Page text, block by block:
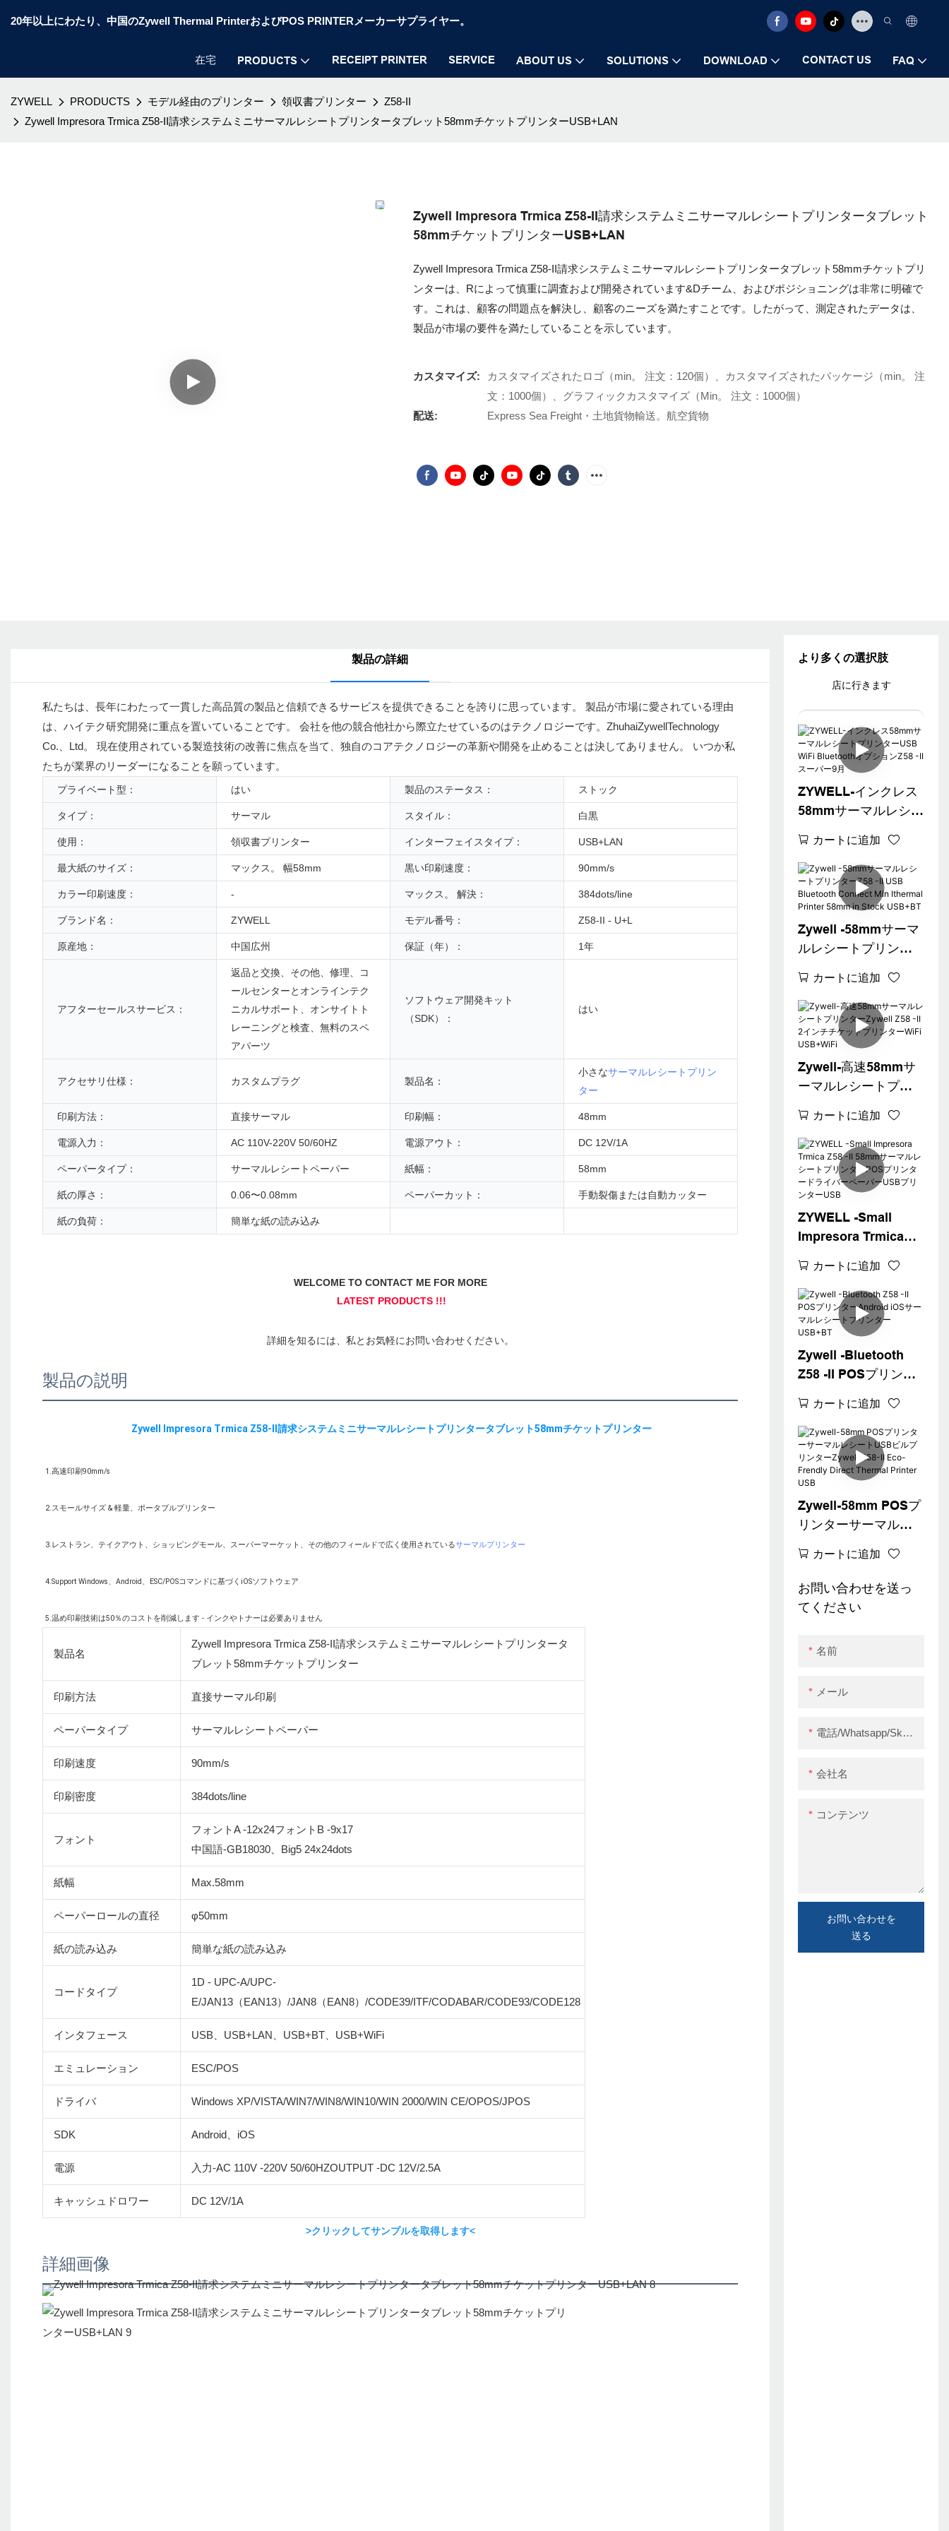
20年以上にわたり、中国のZywell Thermal PrinterおよびPOS PRINTERメーカーサプライヤー。
在宅 PRODUCTS RECEIPT PRINTER SERVICE ABOUT US SOLUTIONS DOWNLOAD CONTACT US FAQ
ZYWELL PRODUCTS モデル経由のプリンター 領収書プリンター
Z58-II
Zywell Impresora Trmica Z58-II請求システムミニサーマルレシートプリンタータブレット58mmチケットプリンターUSB+LAN
Zywell Impresora Trmica Z58-II請求システムミニサーマルレシートプリンタータブレット
58mmチケットプリンターUSB+LAN
Zywell Impresora Trmica Z58-II請求システムミニサーマルレシートプリンタータブレット58mmチケットプリ
ンターは、R​​によって慎重に調査および開発されています&Dチーム、およびポジショニングは非常に明確で
す。これは、顧客の問題点を解決し、顧客のニーズを満たすことです。したがって、測定されたデータは、
製品が市場の要件を満たしていることを示しています。
カスタマイズ:
カスタマイズされたロゴ（min。 注文：120個）、カスタマイズされたパッケージ（min。 注
文：1000個）、グラフィックカスタマイズ（Min。 注文：1000個）
配送:
Express Sea Freight・土地貨物輸送。航空貨物
より多くの選択肢
店に行きます
ZYWELL-インクレス
58mmサーマルレシー
WiFi Bluetoothオプ
ションZ58 -IIスーパー
9月
カートに追加
Zywell -58mmサーマ
ルレシートプリンタ
Bluetooth Connect
Min Ithermal Printer
58mm in Stock
USB+BT
カートに追加
Zywell-高速58mmサ
ーマルレシートプリ
2インチチケットプリ
ンターWiFi
USB+WiFi
カートに追加
ZYWELL -Small
Impresora Trmica
ルレシートプリンタ
ーPOSプリンタード
ライバーペーパー
USBプリンターUSB
カートに追加
Zywell -Bluetooth
Z58 -II POSプリンタ
ルレシートプリンタ
ーUSB+BT
カートに追加
Zywell-58mm POSプ
リンターサーマルレ
ンターZywell Z58-II
Eco-Frendly Direct
Thermal Printer USB
カートに追加
お問い合わせを送っ
てください
名前
メール
電話/whatsapp/skype
会社名
コンテンツ
お問い合わせを
送る
製品の詳細
私たちは、長年にわたって一貫した高品質の製品と信頼できるサービスを提供できることを誇りに思っています。 製品が市場に愛されている理由
は、ハイテク研究開発に重点を置いていることです。 会社を他の競合他社から際立たせているのはテクノロジーです。ZhuhaiZywellTechnology
Co.、Ltd。 現在使用されている製造技術の改善に焦点を当て、独自のコアテクノロジーの革新や開発を止めることは決してありません。 いつか私
たちが業界のリーダーになることを願っています。
プライベート型： はい 製品のステータス： ストック
タイプ： サーマル スタイル： 白黒
使用： 領収書プリンター インターフェイスタイプ： USB+LAN
最大紙のサイズ： マックス。 幅58mm 黒い印刷速度： 90mm/s
カラー印刷速度： - マックス。 解決： 384dots/line
ブランド名： ZYWELL モデル番号： Z58-II - U+L
原産地： 中国広州 保証（年）： 1年
アフターセールスサービス：
返品と交換、その他、修理、コ
ールセンターとオンラインテク
ニカルサポート、オンサイトト
レーニングと検査、無料のスペ
アパーツ
ソフトウェア開発キット
（SDK）：
はい
アクセサリ仕様： カスタムプラグ 製品名：
小さなサーマルレシートプリン
ター
印刷方法： 直接サーマル 印刷幅： 48mm
電源入力： AC 110V-220V 50/60HZ 電源アウト： DC 12V/1A
ペーパータイプ： サーマルレシートペーパー 紙幅： 58mm
紙の厚さ： 0.06〜0.08mm ペーパーカット： 手動裂傷または自動カッター
紙の負荷： 簡単な紙の読み込み
製品の説明
3.レストラン、テイクアウト、ショッピングモール、スーパーマーケット、その他のフィールドで広く使用されている
製品名
Zywell Impresora Trmica Z58-II請求システムミニサーマルレシートプリンタータ
ブレット58mmチケットプリンター
印刷方法 直接サーマル印刷
ペーパータイプ サーマルレシートペーパー
印刷速度 90mm/s
印刷密度 384dots/line
フォント
フォントA -12x24フォントB -9x17
中国語-GB18030、Big5 24x24dots
紙幅 Max.58mm
ペーパーロールの直径 φ50mm
紙の読み込み 簡単な紙の読み込み
コードタイプ
1D - UPC-A/UPC-
E/JAN13（EAN13）/JAN8（EAN8）/CODE39/ITF/CODABAR/CODE93/CODE128
インタフェース USB、USB+LAN、USB+BT、USB+WiFi
エミュレーション ESC/POS
ドライバ Windows XP/VISTA/WIN7/WIN8/WIN10/WIN 2000/WIN CE/OPOS/JPOS
SDK Android、iOS
電源 入力-AC 110V -220V 50/60HZOUTPUT -DC 12V/2.5A
キャッシュドロワー DC 12V/1A
>クリックしてサンプルを取得します<
詳細画像